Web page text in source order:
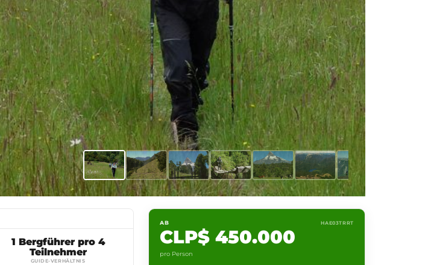
1 Bergführer pro 4
Teilnehmer
GUIDE-VERHÄLTNIS
AB HAE03TRRT
CLP$ 450.000
pro Person